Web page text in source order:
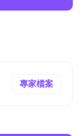
專家檔案